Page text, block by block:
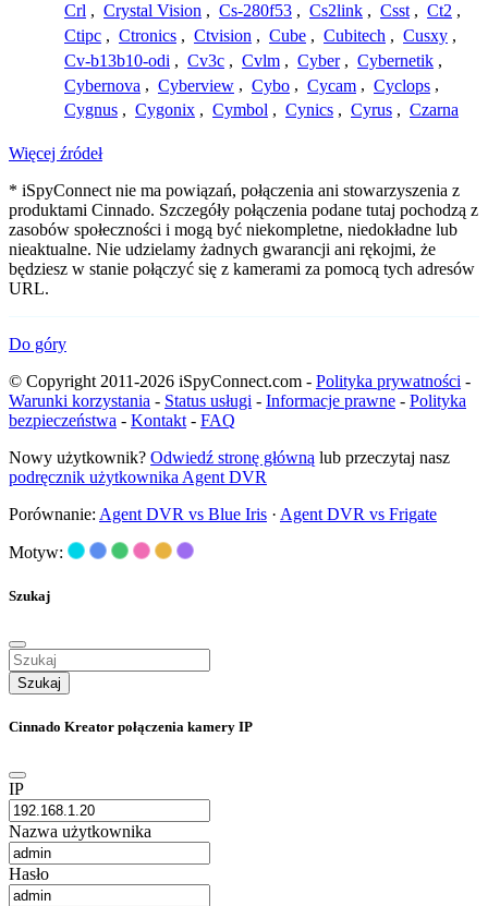
Crl , Crystal Vision , Cs-280f53 , Cs2link , Csst , Ct2 ,
Ctipc , Ctronics , Ctvision , Cube , Cubitech , Cusxy ,
Cv-b13b10-odi , Cv3c , Cvlm , Cyber , Cybernetik ,
Cybernova , Cyberview , Cybo , Cycam , Cyclops ,
Cygnus , Cygonix , Cymbol , Cynics , Cyrus , Czarna
Więcej źródeł
* iSpyConnect nie ma powiązań, połączenia ani stowarzyszenia z
produktami Cinnado. Szczegóły połączenia podane tutaj pochodzą z
zasobów społeczności i mogą być niekompletne, niedokładne lub
nieaktualne. Nie udzielamy żadnych gwarancji ani rękojmi, że
będziesz w stanie połączyć się z kamerami za pomocą tych adresów
URL.
Do góry
© Copyright 2011-2026 iSpyConnect.com - Polityka prywatności -
Warunki korzystania - Status usługi - Informacje prawne - Polityka
bezpieczeństwa - Kontakt - FAQ
Nowy użytkownik? Odwiedź stronę główną lub przeczytaj nasz
podręcznik użytkownika Agent DVR
Porównanie: Agent DVR vs Blue Iris · Agent DVR vs Frigate
Motyw:
Szukaj
Szukaj
Cinnado Kreator połączenia kamery IP
IP
Nazwa użytkownika
Hasło